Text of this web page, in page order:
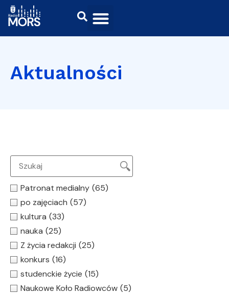
Aktualności
Patronat medialny (65)
po zajęciach (57)
kultura (33)
nauka (25)
Z życia redakcji (25)
konkurs (16)
studenckie życie (15)
Naukowe Koło Radiowców (5)